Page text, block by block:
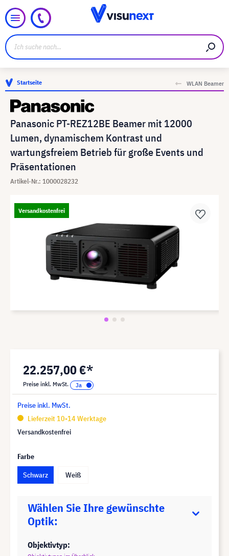
Startseite WLAN Beamer
Panasonic PT-REZ12BE Beamer mit 12000
Lumen, dynamischem Kontrast und
wartungsfreiem Betrieb für große Events und
Präsentationen
Artikel-Nr.: 1000028232
Versandkostenfrei
22.257,00 €*
Preise inkl. MwSt.
Preise inkl. MwSt.
Lieferzeit 10-14 Werktage
Versandkostenfrei
Farbe
Schwarz
Weiß
Wählen Sie Ihre gewünschte
Optik:
Objektivtyp: